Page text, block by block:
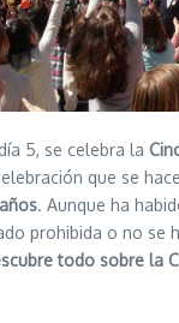
5, se celebra la
que se
. Aunque ha
prohibida o no se
todo sobre la